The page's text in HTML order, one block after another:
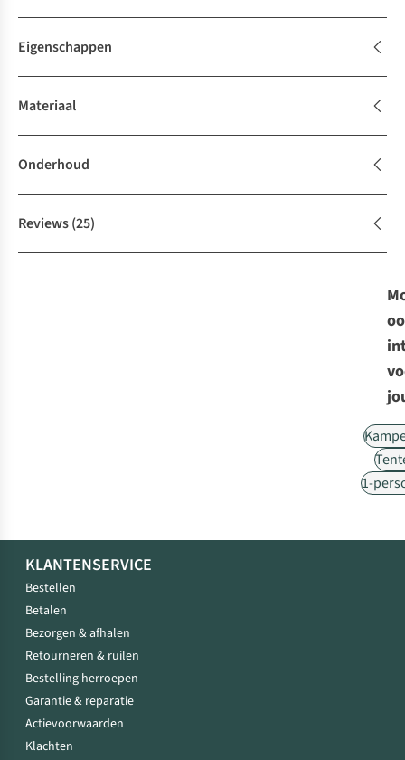
Eigenschappen
Materiaal
Onderhoud
Reviews(25)
1-
KLANTENSERVICE
Bestellen
Betalen
Bezorgen & afhalen
Retourneren & ruilen
Bestelling herroepen
Garantie & reparatie
Actievoorwaarden
Klachten